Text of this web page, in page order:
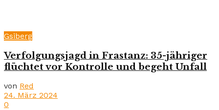
Gsiberg
Verfolgungsjagd in Frastanz: 35-jähriger
flüchtet vor Kontrolle und begeht Unfall
von Red
24. März 2024
0